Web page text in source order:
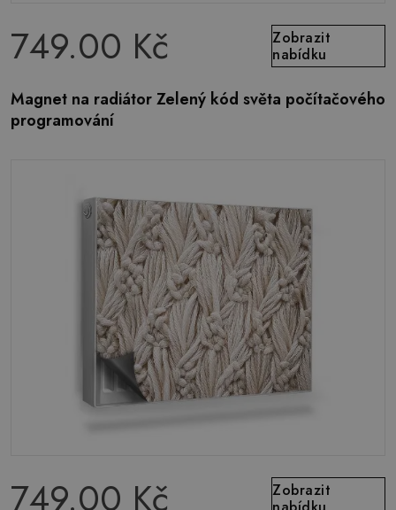
749.00 Kč
Zobrazit
nabídku
Magnet na radiátor Zelený kód světa počítačového
programování
749.00 Kč
Zobrazit